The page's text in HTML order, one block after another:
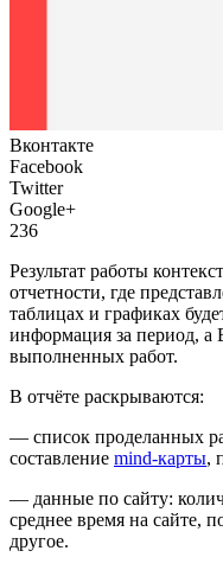
Вконтакте
Facebook
Twitter
Google+
236
Результат работы
отчетности, где
таблицах и графиках
информация за период, а
выполненных работ.
В отчёте раскрываются:
— список проделанных
составление mind-карты,
— данные по сайту:
среднее время на сайте,
другое.